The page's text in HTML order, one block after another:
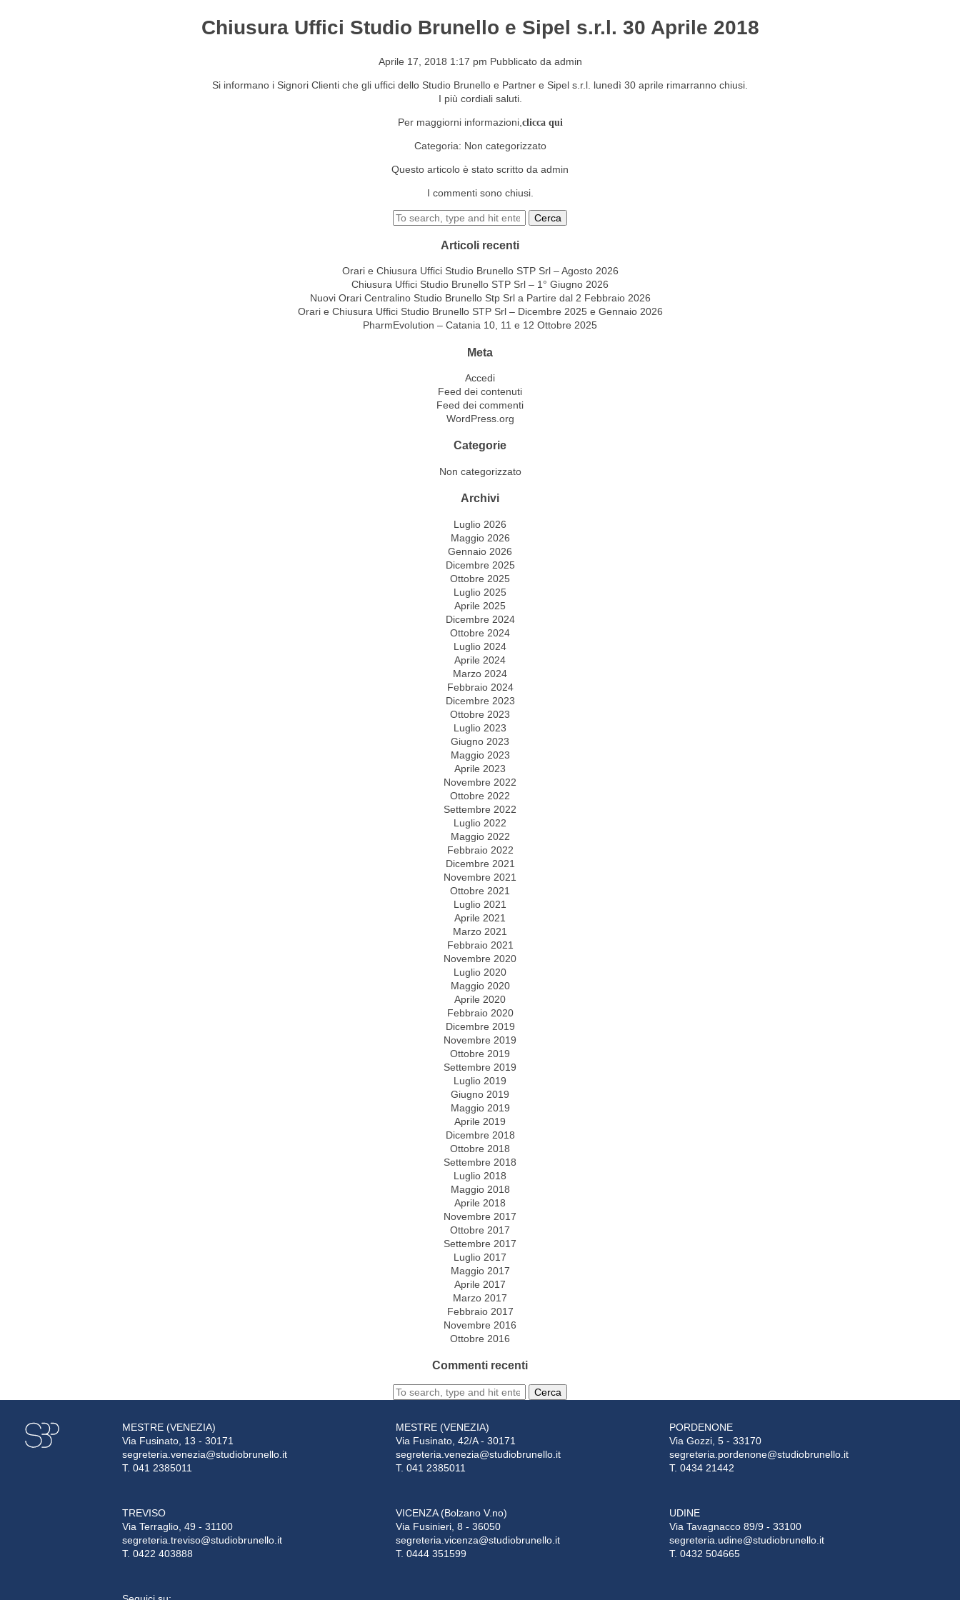
Chiusura Uffici Studio Brunello e Sipel s.r.l. 30 Aprile 2018
Aprile 17, 2018 1:17 pm Pubblicato da admin
Si informano i Signori Clienti che gli uffici dello Studio Brunello e Partner e Sipel s.r.l. lunedì 30 aprile rimarranno chiusi.
I più cordiali saluti.
Per maggiorni informazioni, clicca qui
Categoria: Non categorizzato
Questo articolo è stato scritto da admin
I commenti sono chiusi.
Cerca
Articoli recenti
Orari e Chiusura Uffici Studio Brunello STP Srl – Agosto 2026
Chiusura Uffici Studio Brunello STP Srl – 1° Giugno 2026
Nuovi Orari Centralino Studio Brunello Stp Srl a Partire dal 2 Febbraio 2026
Orari e Chiusura Uffici Studio Brunello STP Srl – Dicembre 2025 e Gennaio 2026
PharmEvolution – Catania 10, 11 e 12 Ottobre 2025
Meta
Accedi
Feed dei contenuti
Feed dei commenti
WordPress.org
Categorie
Non categorizzato
Archivi
Luglio 2026
Maggio 2026
Gennaio 2026
Dicembre 2025
Ottobre 2025
Luglio 2025
Aprile 2025
Dicembre 2024
Ottobre 2024
Luglio 2024
Aprile 2024
Marzo 2024
Febbraio 2024
Dicembre 2023
Ottobre 2023
Luglio 2023
Giugno 2023
Maggio 2023
Aprile 2023
Novembre 2022
Ottobre 2022
Settembre 2022
Luglio 2022
Maggio 2022
Febbraio 2022
Dicembre 2021
Novembre 2021
Ottobre 2021
Luglio 2021
Aprile 2021
Marzo 2021
Febbraio 2021
Novembre 2020
Luglio 2020
Maggio 2020
Aprile 2020
Febbraio 2020
Dicembre 2019
Novembre 2019
Ottobre 2019
Settembre 2019
Luglio 2019
Giugno 2019
Maggio 2019
Aprile 2019
Dicembre 2018
Ottobre 2018
Settembre 2018
Luglio 2018
Maggio 2018
Aprile 2018
Novembre 2017
Ottobre 2017
Settembre 2017
Luglio 2017
Maggio 2017
Aprile 2017
Marzo 2017
Febbraio 2017
Novembre 2016
Ottobre 2016
Commenti recenti
Cerca
MESTRE (VENEZIA)
Via Fusinato, 13 - 30171
segreteria.venezia@studiobrunello.it
T. 041 2385011
MESTRE (VENEZIA)
Via Fusinato, 42/A - 30171
segreteria.venezia@studiobrunello.it
T. 041 2385011
PORDENONE
Via Gozzi, 5 - 33170
segreteria.pordenone@studiobrunello.it
T. 0434 21442
TREVISO
Via Terraglio, 49 - 31100
segreteria.treviso@studiobrunello.it
T. 0422 403888
VICENZA (Bolzano V.no)
Via Fusinieri, 8 - 36050
segreteria.vicenza@studiobrunello.it
T. 0444 351599
UDINE
Via Tavagnacco 89/9 - 33100
segreteria.udine@studiobrunello.it
T. 0432 504665